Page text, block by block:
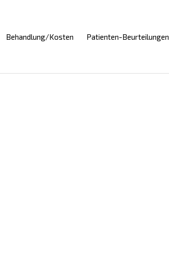
Behandlung/Kosten Patienten-Beurteilungen